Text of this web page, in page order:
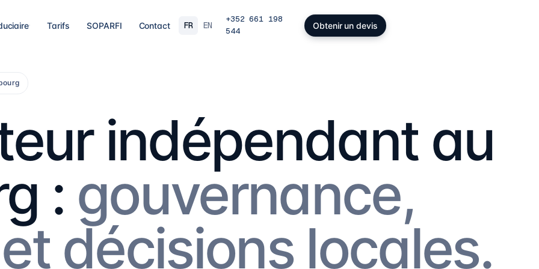
travaux
prestations
de
07
corporate pour une gouvernance solide au
Luxembourg.
10 prestations →
08
MiCA : rester conforme dans un cadre
exigeant.
prestations→
Tarifs SOPARFI Contact FR EN
+352 661 198
544
Obtenir un devis
indépendant au
: gouvernance,
décisions locales.